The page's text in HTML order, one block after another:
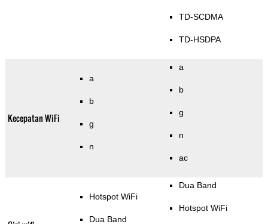
TD-SCDMA
TD-HSDPA
Kecepatan WiFi
a
b
g
n
a
b
g
n
ac
Hotspot WiFi
Dua Band
Dua Band
Hotspot WiFi